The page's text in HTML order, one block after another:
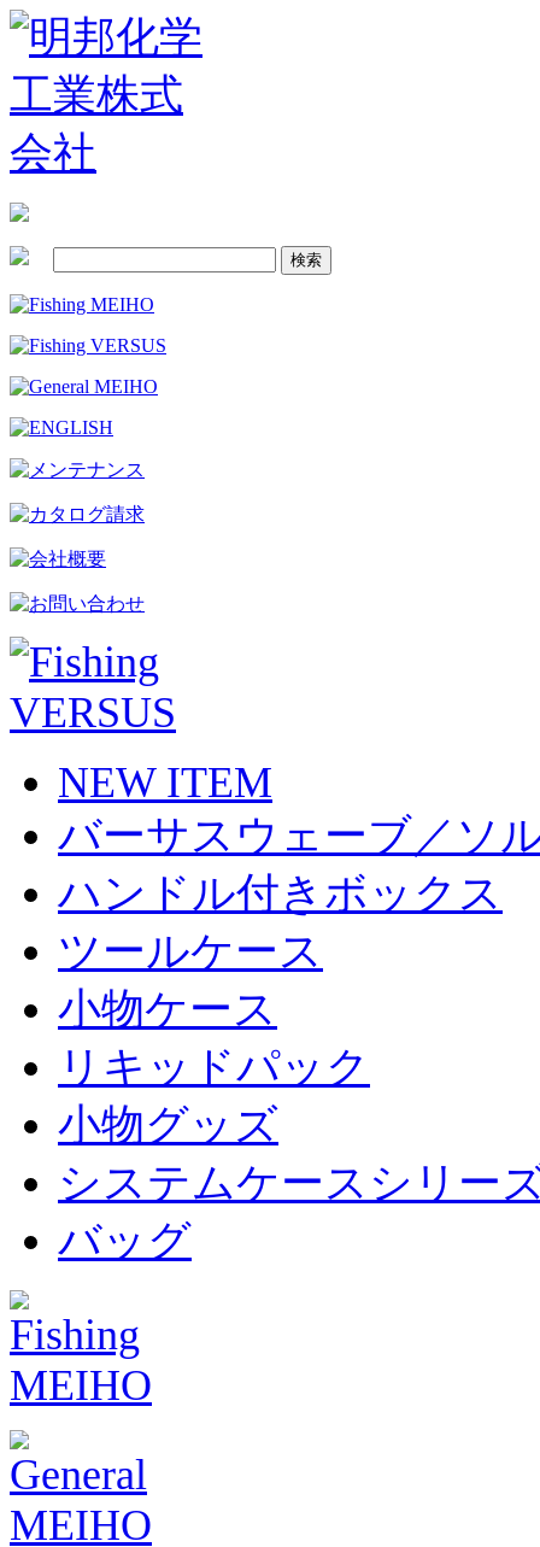
NEW ITEM
バーサスウェーブ／ソ
ハンドル付きボックス
ツールケース
小物ケース
リキッドパック
小物グッズ
システムケースシリー
バッグ